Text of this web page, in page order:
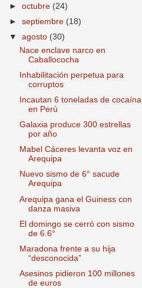
►octubre (24)
►septiembre (18)
▼agosto (30)
Nace enclave narco en
Caballococha
Inhabilitación perpetua para
corruptos
Incautan 6 toneladas de cocaína
en Perú
Galaxia produce 300 estrellas
por año
Mabel Cáceres levanta voz en
Arequipa
Nuevo sismo de 6° sacude
Arequipa
Arequipa gana el Guiness con
danza masiva
El domingo se cerró con sismo
de 6.6°
Maradona frente a su hija
“desconocida”
Asesinos pidieron 100 millones
de euros